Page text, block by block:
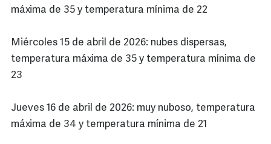
máxima de 35 y temperatura mínima de 22
Miércoles 15 de abril de 2026: nubes dispersas,
temperatura máxima de 35 y temperatura mínima de
23
Jueves 16 de abril de 2026: muy nuboso, temperatura
máxima de 34 y temperatura mínima de 21